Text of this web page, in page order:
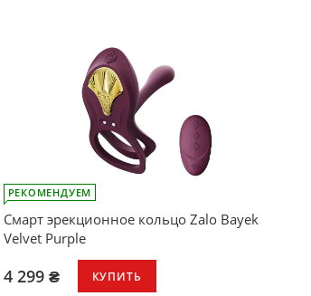
РЕКОМЕНДУЕМ
Смарт эрекционное кольцо Zalo Bayek
Velvet Purple
4 299 ₴ КУПИТЬ